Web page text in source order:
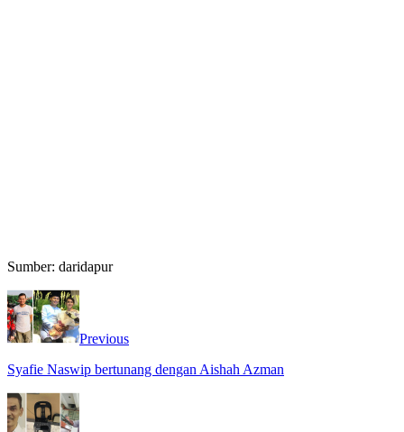
Sumber: daridapur
Previous
Syafie Naswip bertunang dengan Aishah Azman